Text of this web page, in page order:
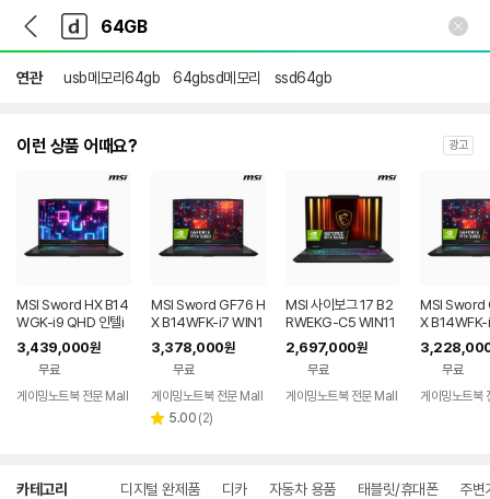
다
나
와
가
기
다
와
인
연관 usb메모리64gb 64gbsd메모리 ssd64gb
이런 상품 어때요? 광고
MSI Sword HX B14
WGK-i9 QHD 인텔i
9 14900HX 64GB
1TB
3,439,000원
무료
게이밍노트북 전문 Mall
MSI Sword GF76 H
X B14WFK-i7 WIN1
1 인텔 i7 64GB 2TB
3,378,000원
무료
게이밍노트북 전문 Mall
별 5.00 리
(2)
MSI 사이보그 17 B2
RWEKG-C5 WIN11
64GB 1TB 210H R
TX 5050
2,697,000원
무료
게이밍노트북 전문 Mall
MSI Sword
X B14WFK-
1 인텔 i7
무료
게이밍노트북
카테고리 디지털 완제품 디카 자동차 용품 태블릿/휴대폰 주변